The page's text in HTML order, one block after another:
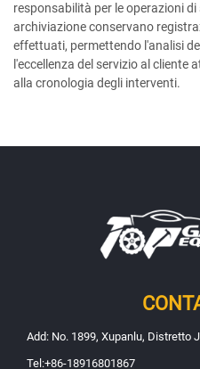
responsabilità per le operazioni
archiviazione conservano
effettuati, permettendo l'analisi
l'eccellenza del servizio al
alla cronologia degli interventi.
Add: No. 1899, Xupanlu, Distretto
Tel:+86-18916801867